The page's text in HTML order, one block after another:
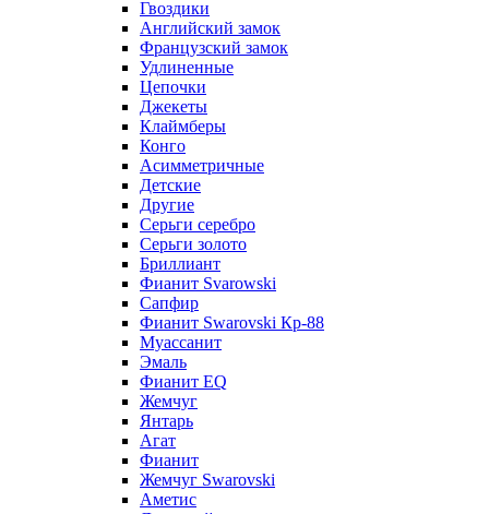
Гвоздики
Английский замок
Французский замок
Удлиненные
Цепочки
Джекеты
Клаймберы
Конго
Асимметричные
Детские
Другие
Серьги серебро
Серьги золото
Бриллиант
Фианит Svarowski
Сапфир
Фианит Swarovski Кр-88
Муассанит
Эмаль
Фианит EQ
Жемчуг
Янтарь
Агат
Фианит
Жемчуг Swarovski
Аметис